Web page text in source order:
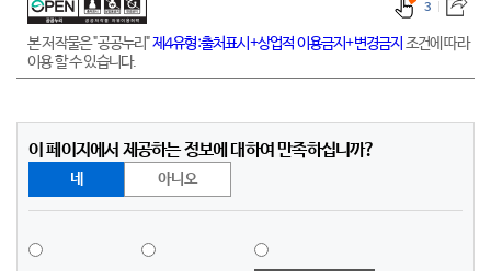
본 저작물은 "공공누리"제4유형:출처표시+상업적 이용금지+변경금지 조건에 따라
이용 할 수 있습니다.
3
이 페이지에서 제공하는 정보에 대하여 만족하십니까?
네 아니오